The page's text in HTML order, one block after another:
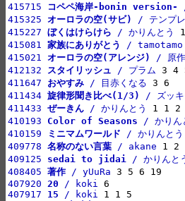
415715
コペペ海岸-bonin version-
415325 オーロラの空(サビ) / テンプ
415227 ぼくはけらけら / かりんとう
415081 家族にありがとう / tamotamo
415021 オーロラの空(アレンジ) / 原作
412132
スタイリッシュ / プラム
411647 おやすみ / 目赤くなる
411434 旋律形聞き比べ(1/3) / ズッキ
411433 ぜーきん / かりんとう
410193 Color of Seasons / かりん
410159
ミニマムワールド / かりんとう
409778 名称のない言葉 / akane
409125 sedai to jidai / かりんと
408405 著作 / yUuRa
407920 20 / koki
407917 15 / koki